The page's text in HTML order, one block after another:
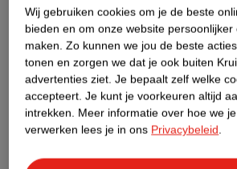
Productinformatie
Nature Impact Score
Dit product heeft
Impact Score.
Meer informatie
Wij gebruiken cookies om je de beste
bieden en om onze website persoonlijker
maken. Zo kunnen we jou de beste
tonen en zorgen we dat je ook buiten
advertenties ziet. Je bepaalt zelf welke
accepteert. Je kunt je voorkeuren altijd
intrekken. Meer informatie over hoe we
verwerken lees je in ons Privacybeleid.